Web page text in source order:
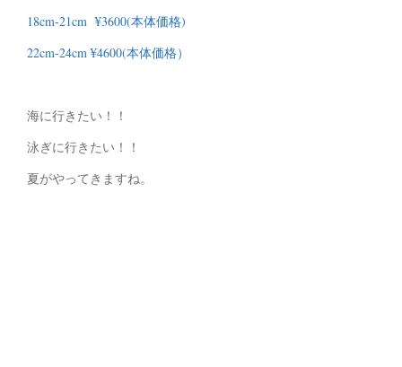
18cm-21cm ¥3600(本体価格)
22cm-24cm ¥4600(本体価格）
海に行きたい！！
泳ぎに行きたい！！
夏がやってきますね。